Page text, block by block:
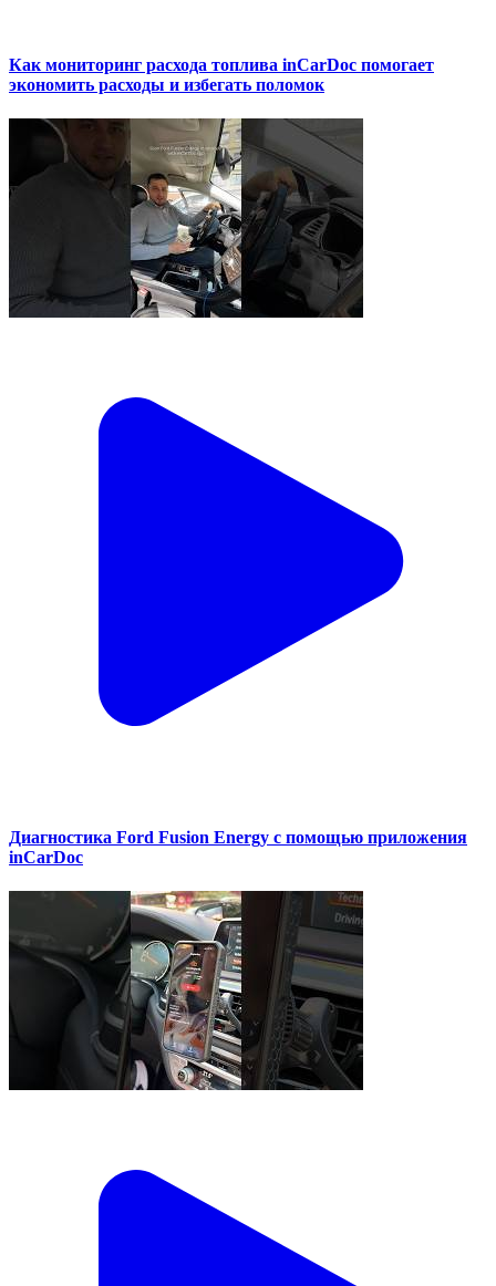
Как мониторинг расхода топлива inCarDoc помогает
экономить расходы и избегать поломок
Диагностика Ford Fusion Energy с помощью приложения
inCarDoc